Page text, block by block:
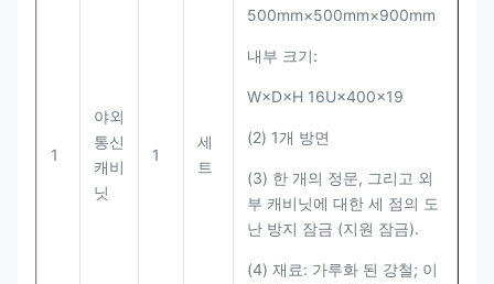
1
야외
통신
캐비
닛
1
세
트
500mm×500mm×900mm
내부 크기:
W×D×H 16U×400×19
(2) 1개 방면
(3) 한 개의 정문, 그리고 외
부 캐비닛에 대한 세 점의 도
난 방지 잠금 (지원 잠금).
(4) 재료: 가루화 된 강철; 이